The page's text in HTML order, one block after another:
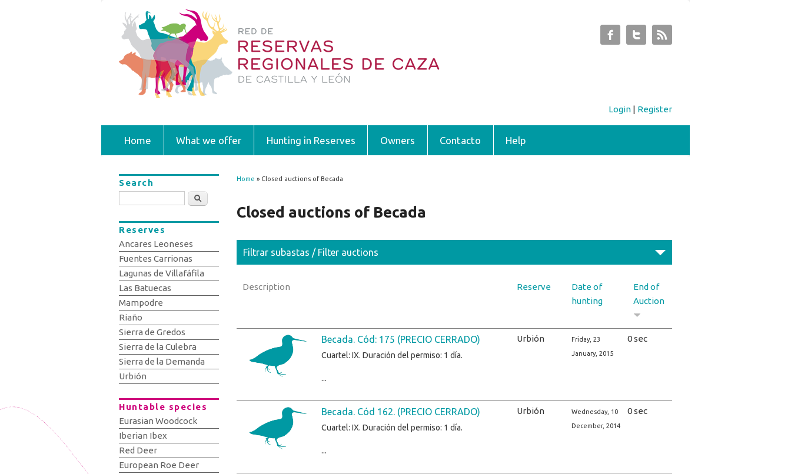
Login | Register
Home What we offer Hunting in Reserves Owners Contacto Help
You are here
Home » Closed auctions of Becada
Closed auctions of Becada
Filtrar subastas / Filter auctions
Description Reserve
Date of
hunting
End of
Auction
Becada. Cód: 175 (PRECIO CERRADO)
Cuartel: IX. Duración del permiso: 1 día.
...
Urbión
Friday, 23
January, 2015
0 sec
Becada. Cód 162. (PRECIO CERRADO)
Cuartel: IX. Duración del permiso: 1 día.
...
Urbión
Wednesday, 10
December, 2014
0 sec
Search
Search
Reserves
Ancares Leoneses
Fuentes Carrionas
Lagunas de Villafáfila
Las Batuecas
Mampodre
Riaño
Sierra de Gredos
Sierra de la Culebra
Sierra de la Demanda
Urbión
Huntable species
Eurasian Woodcock
Iberian Ibex
Red Deer
European Roe Deer